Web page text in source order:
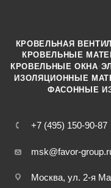
+7 (495) 150-90-87
msk@favor-
Москва, ул. 2-я
КРОВЕЛЬНАЯ
КРОВЕЛЬНЫЕ
КРОВЕЛЬНЫЕ ОКНА ·
ИЗОЛЯЦИОННЫЕ
ФАСОННЫЕ